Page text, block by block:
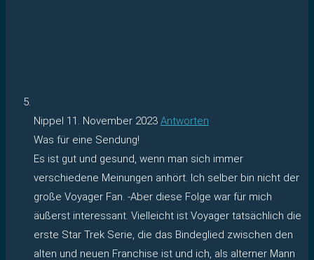
Nippel 11. November 2023 Antworten
Was für eine Sendung!
Es ist gut und gesund, wenn man sich immer
verschiedene Meinungen anhört. Ich selber bin nicht der
große Voyager Fan. -Aber diese Folge war für mich
äußerst interessant. Vielleicht ist Voyager tatsächlich die
erste Star Trek Serie, die das Bindeglied zwischen den
alten und neuen Franchise ist und ich, als alterner Mann